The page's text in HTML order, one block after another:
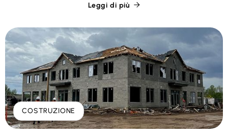
Leggi di più 
COSTRUZIONE